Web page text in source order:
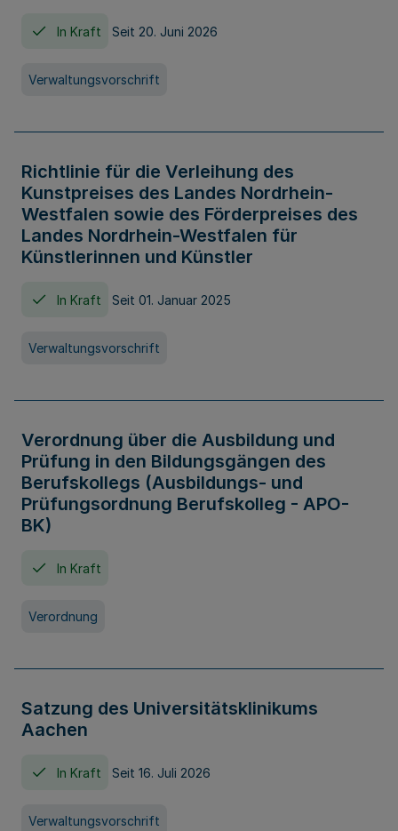
In Kraft Seit 20. Juni 2026
Verwaltungsvorschrift
Richtlinie für die Verleihung des
Kunstpreises des Landes Nordrhein-
Westfalen sowie des Förderpreises des
Landes Nordrhein-Westfalen für
Künstlerinnen und Künstler
In Kraft Seit 01. Januar 2025
Verwaltungsvorschrift
Verordnung über die Ausbildung und
Prüfung in den Bildungsgängen des
Berufskollegs (Ausbildungs- und
Prüfungsordnung Berufskolleg - APO-
BK)
In Kraft
Verordnung
Satzung des Universitätsklinikums
Aachen
In Kraft Seit 16. Juli 2026
Verwaltungsvorschrift